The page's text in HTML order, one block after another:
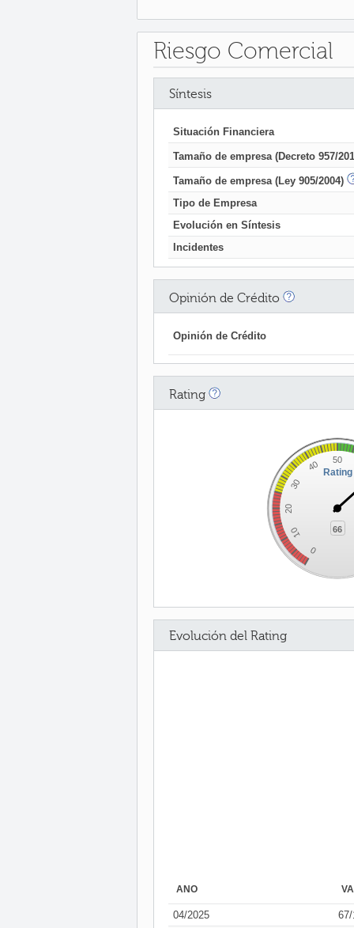
Riesgo Comercial
Síntesis
Situación Financiera
Tamaño de empresa (Decreto 957/
Tamaño de empresa (Ley 905/2004)
Tipo de Empresa
Evolución en Síntesis
Incidentes
Opinión de Crédito
Opinión de Crédito
Rating
Rating
66
0
20
40
10
30
50
Evolución del Rating
AÑO
04/2025